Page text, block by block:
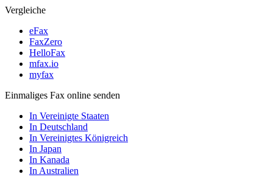
Vergleiche
eFax
FaxZero
HelloFax
mfax.io
myfax
Einmaliges Fax online senden
In Vereinigte Staaten
In Deutschland
In Vereinigtes Königreich
In Japan
In Kanada
In Australien